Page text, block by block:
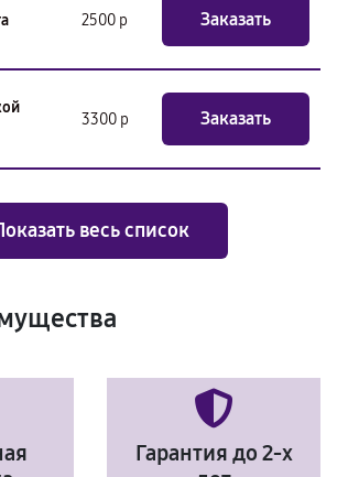
2500 р Заказать
3300 р Заказать
весь список
Гарантия до 2-х